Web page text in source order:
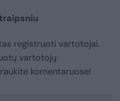
registruoti vartotojai.
vartotojų
komentaruose!